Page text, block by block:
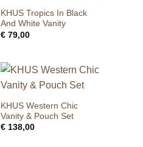
KHUS Tropics In Black
And White Vanity
€79,00
KHUS Western Chic
Vanity & Pouch Set
€138,00